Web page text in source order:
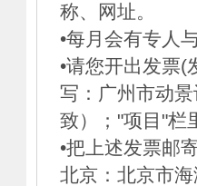
称、网址。
•每月会有专人
•请您开出发票
写：广州市动
致）；"项目"栏
•把上述发票邮
北京：北京市